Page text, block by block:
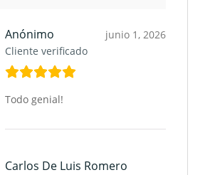
Anónimo
Cliente verificado
junio 1, 2026
Todo genial!
Carlos De Luis Romero